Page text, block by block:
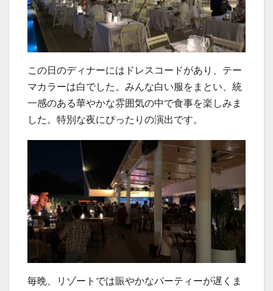
この日のディナーにはドレスコードがあり、テー
マカラーは白でした。みんな白い服をまとい、統
一感のある華やかな雰囲気の中で食事を楽しみま
した。特別な夜にぴったりの演出です。
毎晩、リゾートでは賑やかなパーティーが遅くま